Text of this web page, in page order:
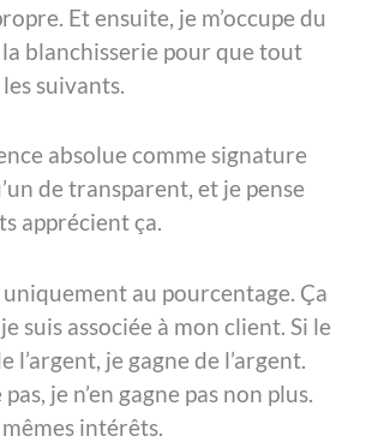
Et ensuite, je m’occupe du
blanchisserie pour que tout
suivants.
absolue comme signature
de transparent, et je pense
apprécient ça.
au pourcentage. Ça
suis associée à mon client. Si le
l’argent, je gagne de l’argent.
pas, je n’en gagne pas non plus.
intérêts.